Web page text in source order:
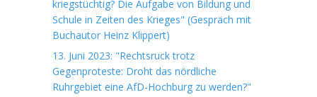
kriegstüchtig? Die Aufgabe von Bildung und
Schule in Zeiten des Krieges" (Gespräch mit
Buchautor Heinz Klippert)
13. Juni 2023: "Rechtsruck trotz
Gegenproteste: Droht das nördliche
Ruhrgebiet eine AfD-Hochburg zu werden?"